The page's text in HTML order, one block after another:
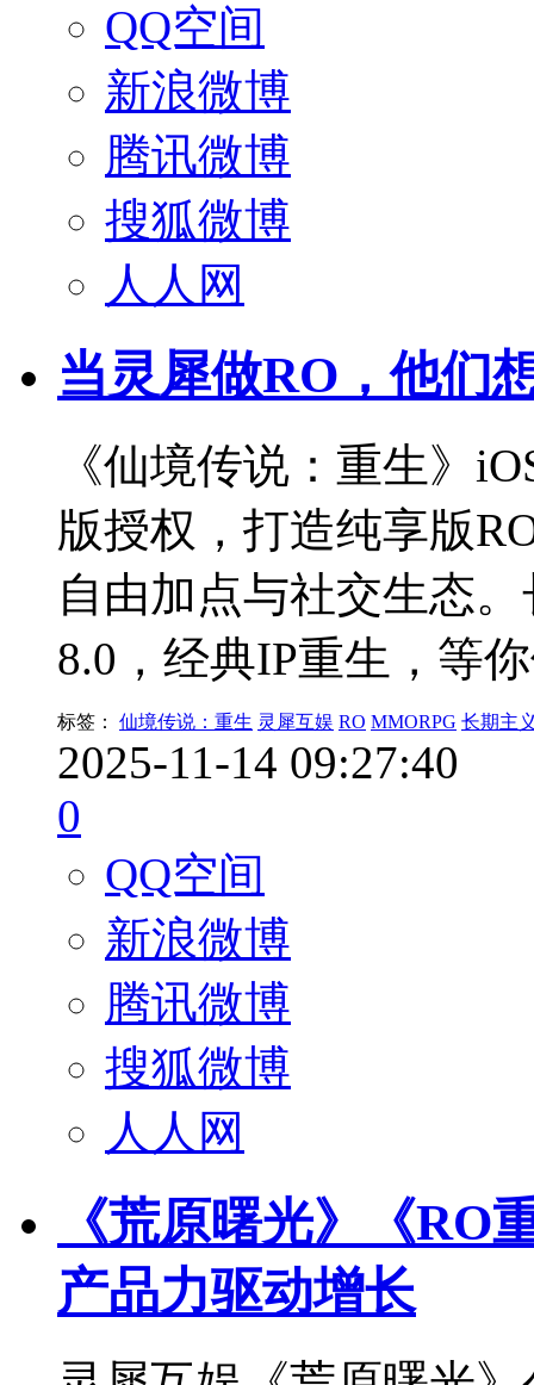
QQ空间
新浪微博
腾讯微博
搜狐微博
人人网
当灵犀做RO，他们
《仙境传说：重生》
版授权，打造纯享版
自由加点与社交生态
8.0，经典IP重生，等
标签： 仙境传说：重生 灵犀互娱 RO MMORPG 长期主
2025-11-14 09:27:40
0
QQ空间
新浪微博
腾讯微博
搜狐微博
人人网
《荒原曙光》《RO
产品力驱动增长